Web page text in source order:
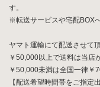
す。
※転送サービスや宅配BOX
ヤマト運輸にて配送させて頂
￥50,000以上で送料は当店
￥50,000未満は全国一律￥
【配送希望時間帯をご指定